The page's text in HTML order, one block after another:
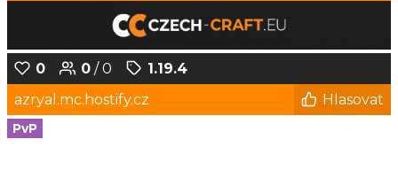
0 0 / 0
1.19.4
azryal.mc.hostify.cz
Hlasovat
PvP